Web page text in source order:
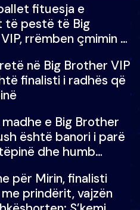
fituesja e
të pestë të Big
rrëmben çmimin e
në Big Brother VIP
finalisti i radhës që
madhe e Big Brother
është banori i parë
dhe humb
madh
për Mirin, finalisti
prindërit, vajzën